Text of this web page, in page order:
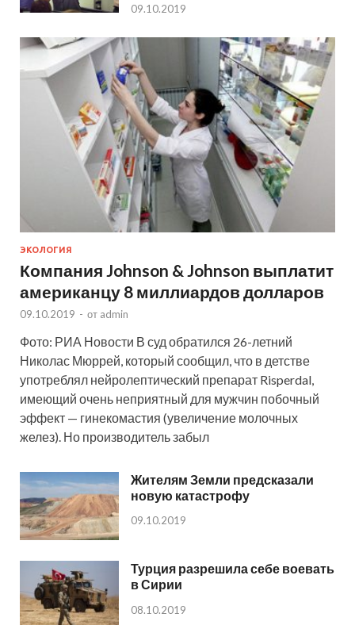
09.10.2019
ЭКОЛОГИЯ
Компания Johnson & Johnson выплатит
американцу 8 миллиардов долларов
09.10.2019 - от admin
Фото: РИА Новости В суд обратился 26-летний
Николас Мюррей, который сообщил, что в детстве
употреблял нейролептический препарат Risperdal,
имеющий очень неприятный для мужчин побочный
эффект — гинекомастия (увеличение молочных
желез). Но производитель забыл
Жителям Земли предсказали
новую катастрофу
09.10.2019
Турция разрешила себе воевать
в Сирии
08.10.2019